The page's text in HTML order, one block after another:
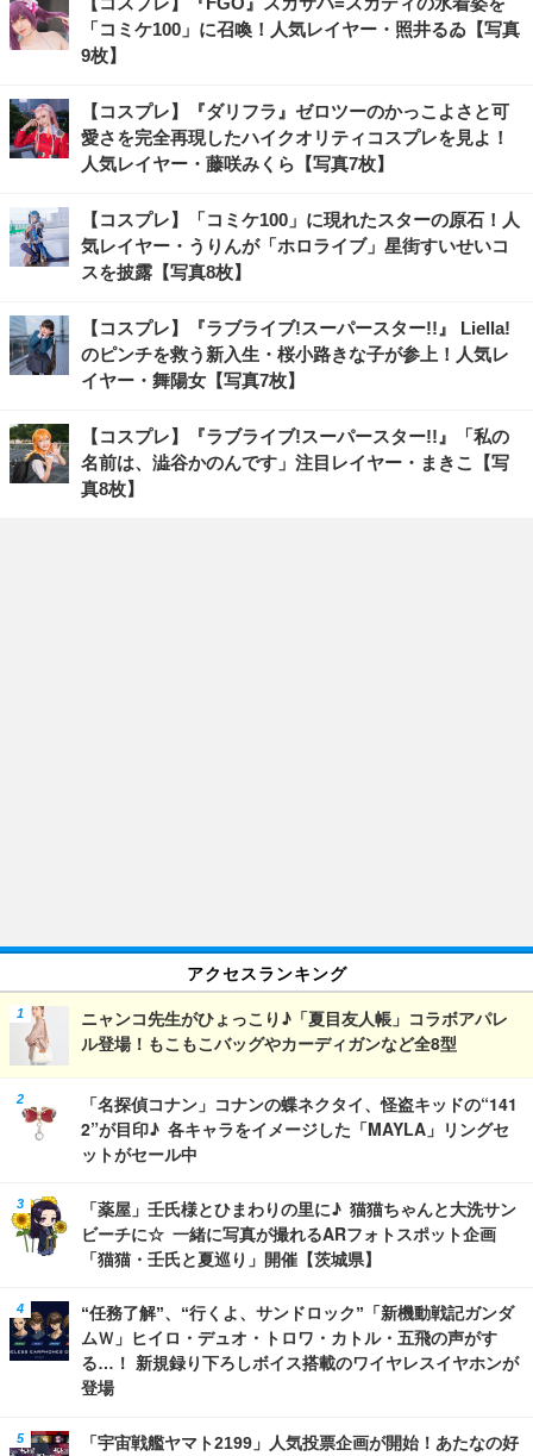
「コミケ100」に召喚！人気レイヤー・照井るゐ【写真
9枚】
【コスプレ】『ダリフラ』ゼロツーのかっこよさと可
愛さを完全再現したハイクオリティコスプレを見よ！
人気レイヤー・藤咲みくら【写真7枚】
【コスプレ】「コミケ100」に現れたスターの原石！人
気レイヤー・うりんが「ホロライブ」星街すいせいコ
スを披露【写真8枚】
【コスプレ】『ラブライブ!スーパースター!!』 Liella!
のピンチを救う新入生・桜小路きな子が参上！人気レ
イヤー・舞陽女【写真7枚】
【コスプレ】『ラブライブ!スーパースター!!』「私の
名前は、澁谷かのんです」注目レイヤー・まきこ【写
真8枚】
アクセスランキング
ニャンコ先生がひょっこり♪「夏目友人帳」コラボアパレ
ル登場！もこもこバッグやカーディガンなど全8型
「名探偵コナン」コナンの蝶ネクタイ、怪盗キッドの“141
2”が目印♪ 各キャラをイメージした「MAYLA」リングセ
ットがセール中
「薬屋」壬氏様とひまわりの里に♪ 猫猫ちゃんと大洗サン
ビーチに☆ 一緒に写真が撮れるARフォトスポット企画
「猫猫・壬氏と夏巡り」開催【茨城県】
“任務了解”、“行くよ、サンドロック”「新機動戦記ガンダ
ムＷ」ヒイロ・デュオ・トロワ・カトル・五飛の声がす
る…！ 新規録り下ろしボイス搭載のワイヤレスイヤホンが
登場
「宇宙戦艦ヤマト2199」人気投票企画が開始！あたなの好